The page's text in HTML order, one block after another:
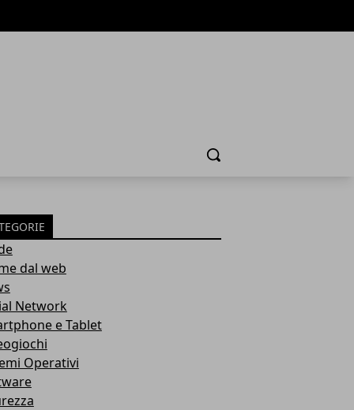
Cerca
dal web
Network
e Tablet
Operativi